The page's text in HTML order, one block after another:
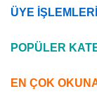
ÜYE İŞLEMLERİ
POPÜLER
EN ÇOK